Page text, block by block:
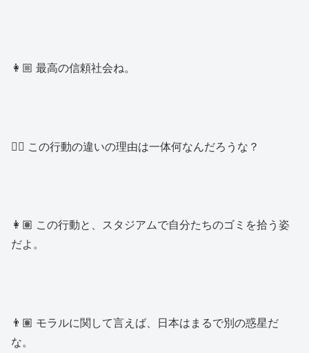
👩🏼 最高の信頼社会ね。
👱‍♂️ この行動の違いの理由は一体何なんだろうな？
👩🏽 この行動と、スタジアムで自分たちのゴミを拾う姿
だよ。
👨🏽 モラルに関して言えば、日本はまるで別の惑星だ
な。